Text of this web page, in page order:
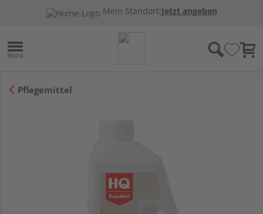
Mein Standort:Jetzt angeben
Pflegemittel